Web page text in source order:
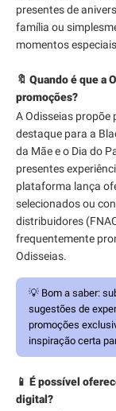
presentes de
família ou
momentos
🔖 Quando é que a
promoções?
A Odisseias propõe
destaque para a
da Mãe e o Dia do
presentes
plataforma lança
selecionados ou
distribuidores
frequentemente
Odisseias.
💡 Bom a saber:
sugestões de
promoções
inspiração certa
📱 É possível
digital?